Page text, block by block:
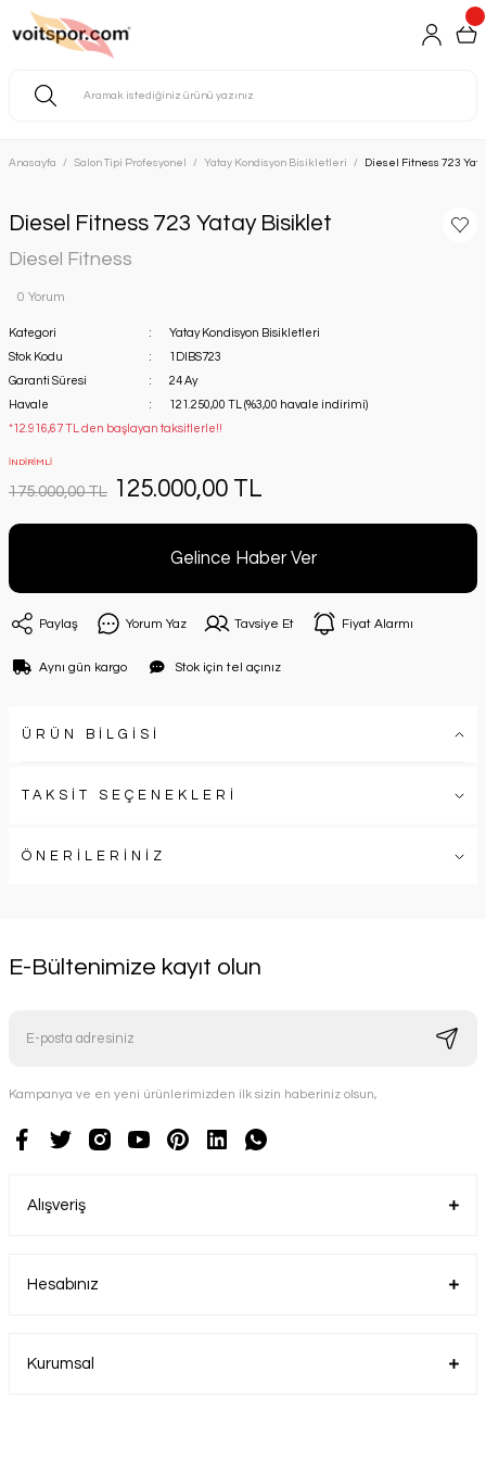
Anasayfa Salon Tipi Profesyonel Yatay Kondisyon Bisikletleri Diesel Fitness 723
Diesel Fitness 723 Yatay Bisiklet
Diesel Fitness
0 Yorum
Kategori
Yatay Kondisyon Bisikletleri
Stok Kodu
1DIBS723
Garanti Süresi
24 Ay
Havale
121.250,00 TL (%3,00 havale indirimi)
*12.916,67 TL den başlayan taksitlerle!!
İNDİRİMLİ
175.000,00 TL 125.000,00 TL
Gelince Haber Ver
Paylaş Yorum Yaz Tavsiye Et Fiyat Alarmı
Aynı gün kargo Stok için tel açınız
ÜRÜN BİLGİSİ
TAKSİT SEÇENEKLERİ
ÖNERİLERİNİZ
E-Bültenimize kayıt olun
Kampanya ve en yeni ürünlerimizden ilk sizin haberiniz olsun,
Alışveriş
Hesabınız
Kurumsal